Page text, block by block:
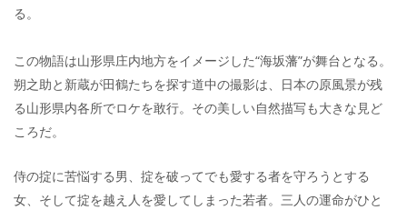
る。
この物語は山形県庄内地方をイメージした“海坂藩”が舞台となる。
朔之助と新蔵が田鶴たちを探す道中の撮影は、日本の原風景が残
る山形県内各所でロケを敢行。その美しい自然描写も大きな見ど
ころだ。
侍の掟に苦悩する男、掟を破ってでも愛する者を守ろうとする
女、そして掟を越え人を愛してしまった若者。三人の運命がひと